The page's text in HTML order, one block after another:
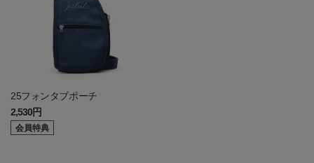
25フォンタブポーチ
2,530円
会員特典